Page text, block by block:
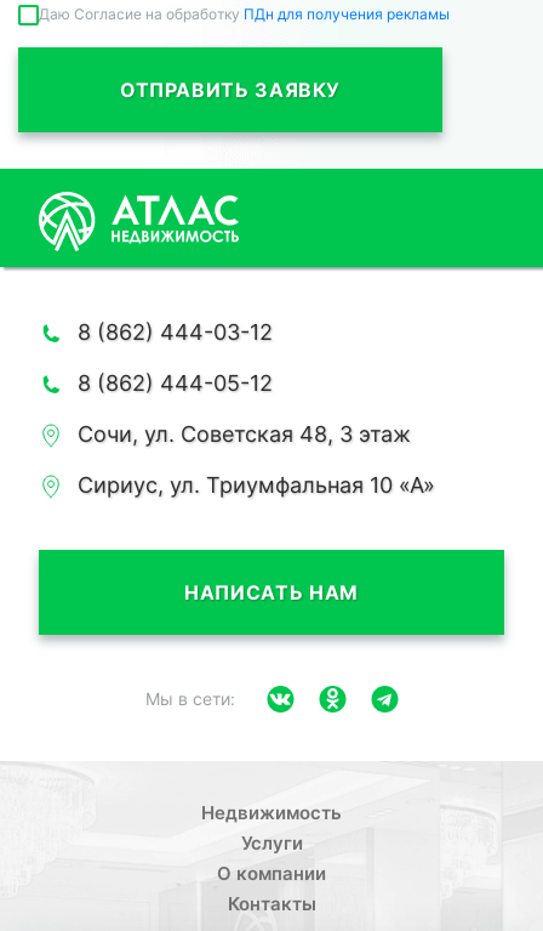
Даю Согласие на обработку ПДн для получения рекламы
ОТПРАВИТЬ ЗАЯВКУ
8 (862) 444-03-12
8 (862) 444-05-12
Сочи, ул. Советская 48, 3 этаж
Сириус, ул. Триумфальная 10 «А»
НАПИСАТЬ НАМ
Мы в сети:
Недвижимость
Услуги
О компании
Контакты